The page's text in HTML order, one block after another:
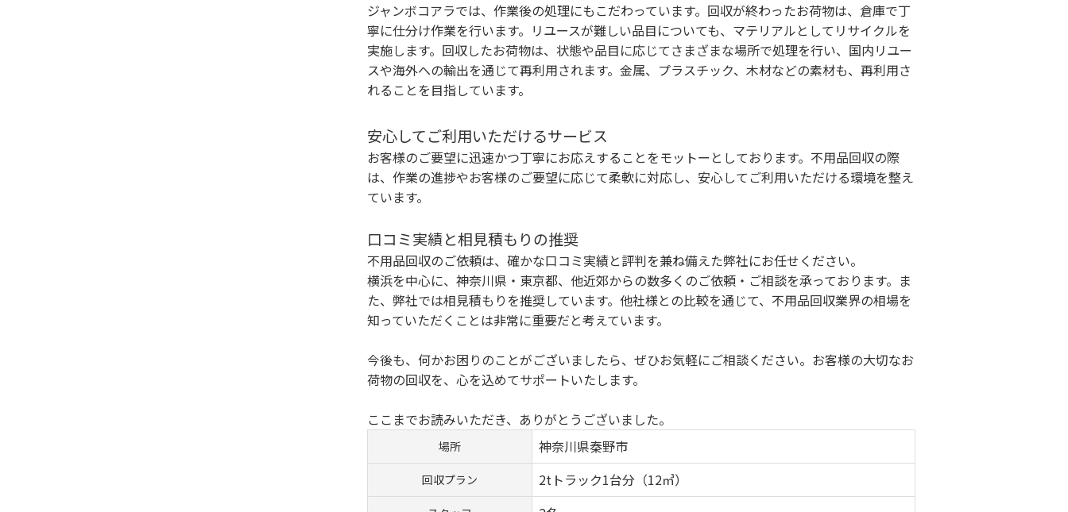
ジャンボコアラでは、作業後の処理にもこだわっています。回収が終わったお荷物は、倉庫で丁
寧に仕分け作業を行います。リユースが難しい品目についても、マテリアルとしてリサイクルを
実施します。回収したお荷物は、状態や品目に応じてさまざまな場所で処理を行い、国内リユー
スや海外への輸出を通じて再利用されます。金属、プラスチック、木材などの素材も、再利用さ
れることを目指しています。
安心してご利用いただけるサービス
お客様のご要望に迅速かつ丁寧にお応えすることをモットーとしております。不用品回収の際
は、作業の進捗やお客様のご要望に応じて柔軟に対応し、安心してご利用いただける環境を整え
ています。
口コミ実績と相見積もりの推奨
不用品回収のご依頼は、確かな口コミ実績と評判を兼ね備えた弊社にお任せください。
横浜を中心に、神奈川県・東京都、他近郊からの数多くのご依頼・ご相談を承っております。ま
た、弊社では相見積もりを推奨しています。他社様との比較を通じて、不用品回収業界の相場を
知っていただくことは非常に重要だと考えています。
今後も、何かお困りのことがございましたら、ぜひお気軽にご相談ください。お客様の大切なお
荷物の回収を、心を込めてサポートいたします。
ここまでお読みいただき、ありがとうございました。
場所 神奈川県秦野市
回収プラン 2tトラック1台分（12㎥）